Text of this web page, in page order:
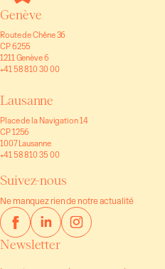
Genève
Route de Chêne 36
CP 6255
1211 Genève 6
+41 58 810 30 00
Lausanne
Place de la Navigation 14
CP 1256
1007 Lausanne
+41 58 810 35 00
Suivez-nous
Ne manquez rien de notre actualité
Newsletter